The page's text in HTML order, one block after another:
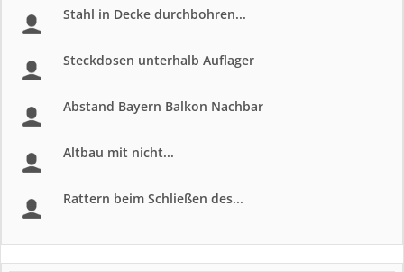
Stahl in Decke durchbohren...
Steckdosen unterhalb Auflager
Abstand Bayern Balkon Nachbar
Altbau mit nicht...
Rattern beim Schließen des...